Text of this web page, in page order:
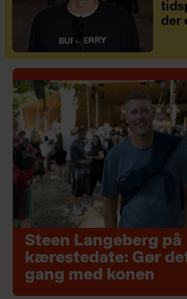
der
Steen Langeberg på
kærestedate: Gør
gang med konen